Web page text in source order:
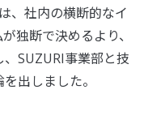
、社内の横断的なイ
独断で決めるより、
SUZURI事業部と技
出しました。